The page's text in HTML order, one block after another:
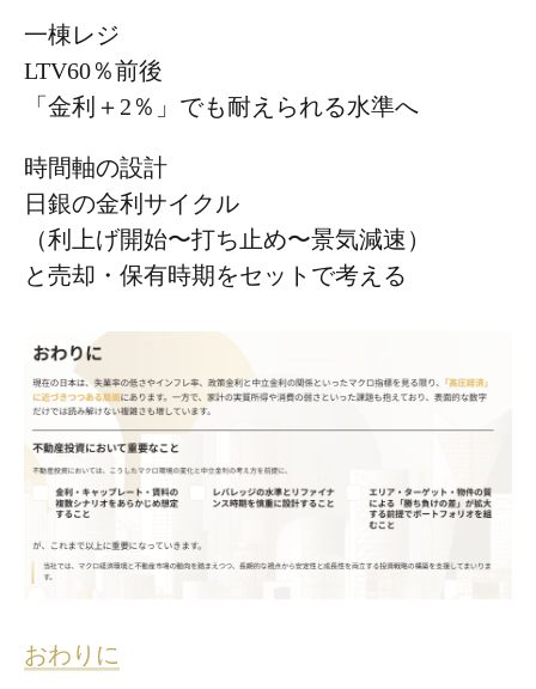
一棟レジ
LTV60％前後
「金利＋2％」でも耐えられる水準へ
時間軸の設計
日銀の金利サイクル
（利上げ開始〜打ち止め〜景気減速）
と売却・保有時期をセットで考える
おわりに